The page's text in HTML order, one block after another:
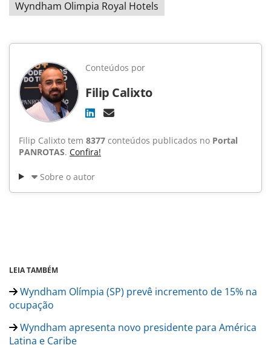
Wyndham Olimpia Royal Hotels
Conteúdos por
Filip Calixto
Filip Calixto tem 8377 conteúdos publicados no Portal
PANROTAS. Confira!
Sobre o autor
LEIA TAMBÉM
Wyndham Olímpia (SP) prevê incremento de 15% na
ocupação
Wyndham apresenta novo presidente para América
Latina e Caribe